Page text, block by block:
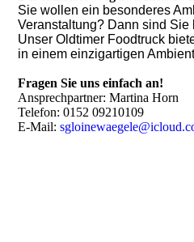
Sie wollen ein besonderes
Veranstaltung? Dann sind Sie
Unser Oldtimer Foodtruck
in einem einzigartigen
Fragen Sie uns einfach an!
Ansprechpartner: Martina Horn
Telefon: 0152 09210109
E-Mail: